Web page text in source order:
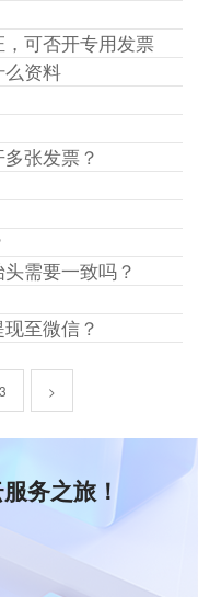
可否开专用发票
资料
张发票？
需要一致吗？
至微信？
3 >
务之旅！